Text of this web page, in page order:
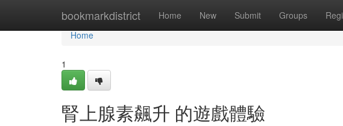
bookmarkdistrict Home New Submit Groups
Home
Home
1
腎上腺素飆升 的遊戲體驗